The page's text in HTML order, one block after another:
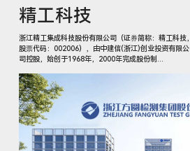
精工科技
浙江精工集成科技股份有限公司（证券简称：精工科技，
股票代码：002006），由中建信(浙江)创业投资有限公
司控股，始创于1968年，2000年完成股份制...